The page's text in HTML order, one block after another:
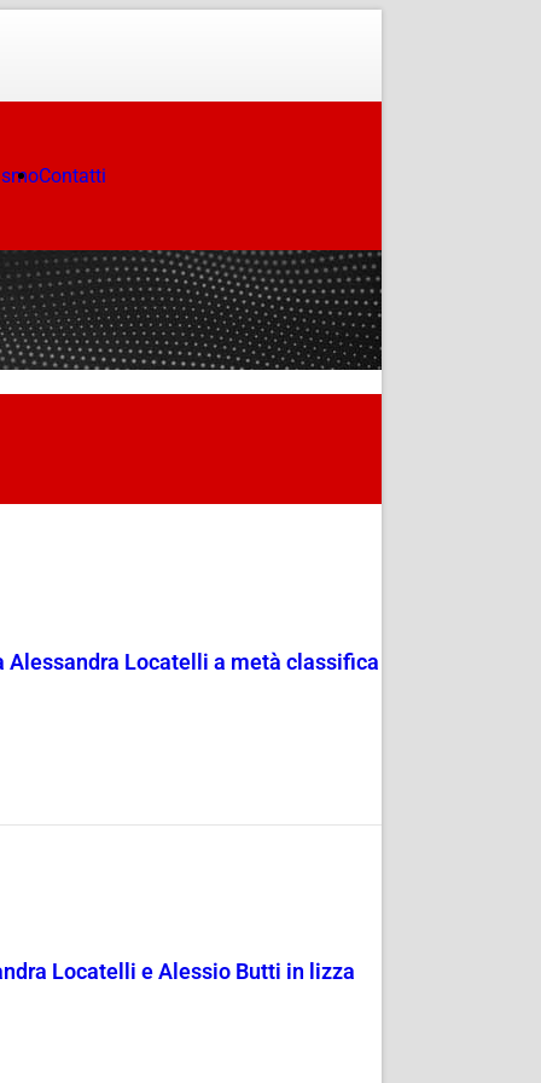
Contatti
Alessandra Locatelli a metà classifica
Locatelli e Alessio Butti in lizza